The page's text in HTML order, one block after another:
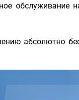
абсолютно